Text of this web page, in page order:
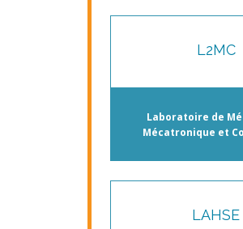
L2MC
Laboratoire de
Mécatronique et
LAHSE